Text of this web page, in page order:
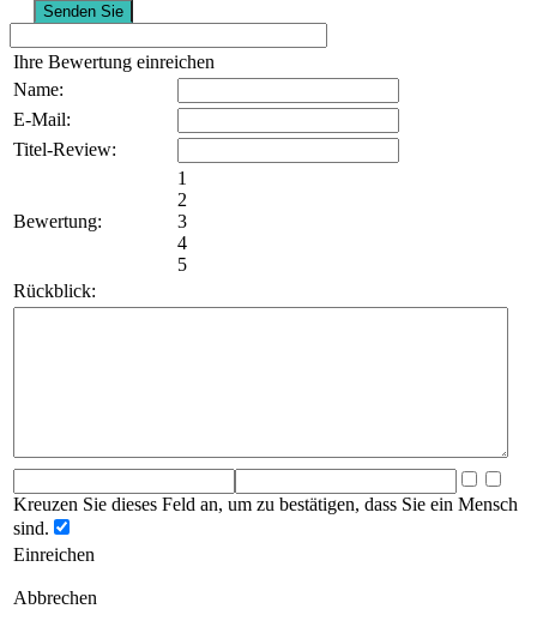
Ihre Bewertung einreichen
Name:
E-Mail:
Titel-Review:
Bewertung:
1
2
3
4
5
Rückblick:
Kreuzen Sie dieses Feld an, um zu bestätigen, dass Sie ein Mensch
sind.
Einreichen
Abbrechen